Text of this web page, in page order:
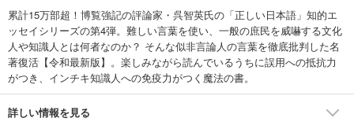
累計15万部超！博覧強記の評論家・呉智英氏の「正しい日本語」知的エ
ッセイシリーズの第4弾。難しい言葉を使い、一般の庶民を威嚇する文化
人や知識人とは何者なのか？ そんな似非言論人の言葉を徹底批判した名
著復活【令和最新版】。楽しみながら読んでいるうちに誤用への抵抗力
がつき、インチキ知識人への免疫力がつく魔法の書。
詳しい情報を見る